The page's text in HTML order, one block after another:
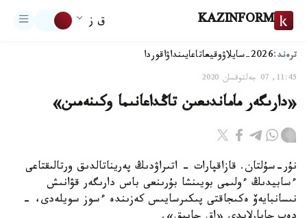
KAZINFORM ق ز
ترەند:2026-سايلاۋ وقيعاتاعايىنداۋاقوردا
11:45, 07 جەلتوقسان 2020
«دارىگەر ماماندىعىن تاڭداعانىما وكىنەمىن»
نۇر-سۇلتان. قازاقپارات - اتىراۋدىڭ پەريناتالدىق ورتالىقتاعى
ءسابيدىڭ ءولىمى بويىنشا بۇرىنعى باس دارىگەر قۋانىش
نىسانبايەۆ ەكىجاقتى پىكىرسايىس كەزىندە ءسوز سويلەدى، -